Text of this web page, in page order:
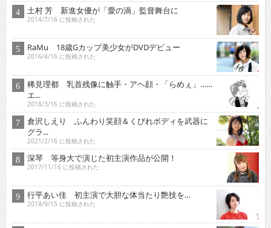
土村 芳 新進女優が「愛の渦」監督舞台に
2014/7/16 に投稿された
RaMu 18歳Gカップ美少女がDVDデビュー
2016/4/16 に投稿された
稀見理都 乳首残像に触手・アヘ顔・「らめぇ」……
エ...
2018/3/16 に投稿された
倉沢しえり ふんわり笑顔＆くびれボディを武器に
グラ...
2021/2/16 に投稿された
深琴 等身大で演じた初主演作品が公開！
2017/11/16 に投稿された
行平あい佳 初主演で大胆な体当たり艶技を…
2018/9/15 に投稿された